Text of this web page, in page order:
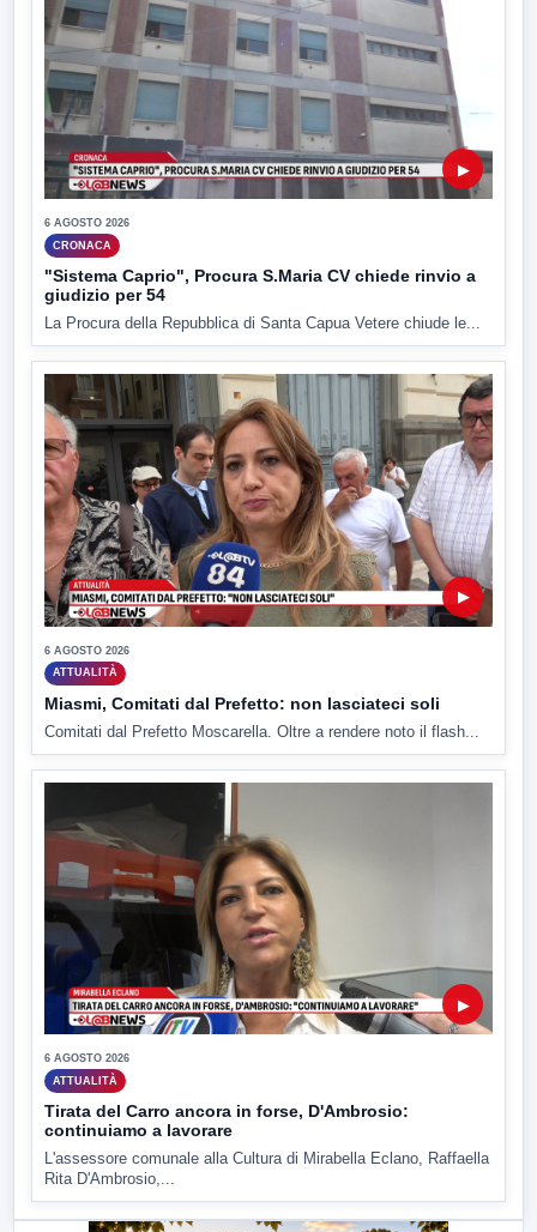
▶
6 AGOSTO 2026
CRONACA
"Sistema Caprio", Procura S.Maria CV chiede rinvio a
giudizio per 54
La Procura della Repubblica di Santa Capua Vetere chiude le...
▶
6 AGOSTO 2026
ATTUALITÀ
Miasmi, Comitati dal Prefetto: non lasciateci soli
Comitati dal Prefetto Moscarella. Oltre a rendere noto il flash...
▶
6 AGOSTO 2026
ATTUALITÀ
Tirata del Carro ancora in forse, D'Ambrosio:
continuiamo a lavorare
L'assessore comunale alla Cultura di Mirabella Eclano, Raffaella
Rita D'Ambrosio,...